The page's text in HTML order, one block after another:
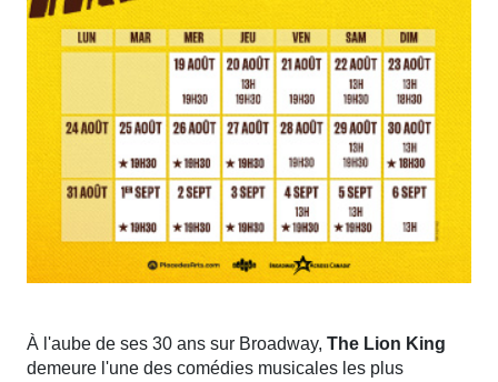
À l'aube de ses 30 ans sur Broadway, The Lion King
demeure l'une des comédies musicales les plus